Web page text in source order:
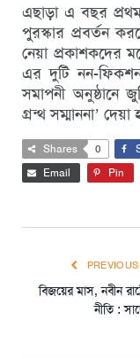
এছাড়া এ বছর
পুরস্কার প্রবর্তন
নেয়া প্রকাশকদের
এর দুটি নন-ফিকশন
সমাপনী অনুষ্ঠানে
গ্রন্থ সম্মাননা’ দেয়া
Shares 0
Email
Pin
বিজয়ের মাস, নবীন
নীতি :